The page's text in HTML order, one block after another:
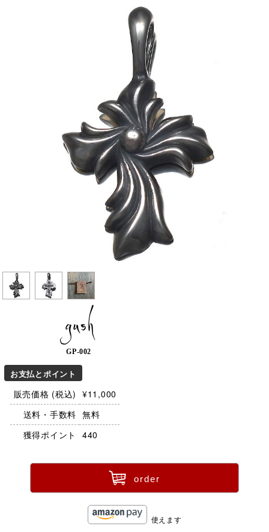
gush
GP-002
お支払とポイント
販売価格 (税込) ¥11,000
送料・手数料 無料
獲得ポイント
440
ü order
使えます